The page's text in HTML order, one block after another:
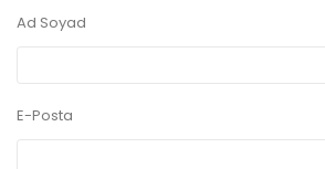
Ad Soyad
E-Posta